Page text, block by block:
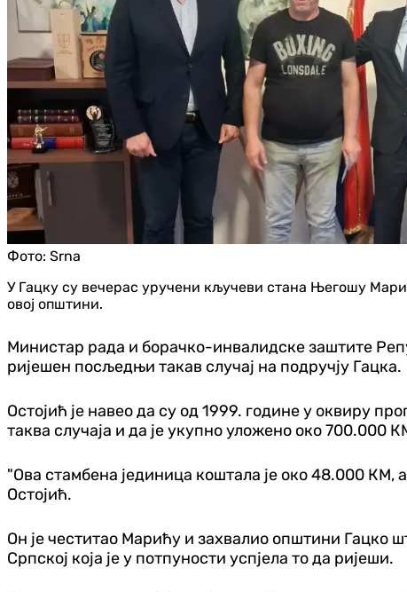
Фото: Srna
У Гацку су вечерас уручени кључеви стана Његошу
овој општини.
Министар рада и борачко-инвалидске заштите
ријешен посљедњи такав случај на подручју Гацка.
Остојић је навео да су од 1999. године у оквиру
таква случаја и да је укупно уложено око 700.000
"Ова стамбена јединица коштала је око 48.000 КМ,
Остојић.
Он је честитао Марићу и захвалио општини Гацко
Српској која је у потпуности успјела то да ријеши.